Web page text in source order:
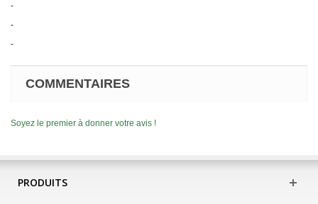
-
-
-
COMMENTAIRES
Soyez le premier à donner votre avis !
PRODUITS